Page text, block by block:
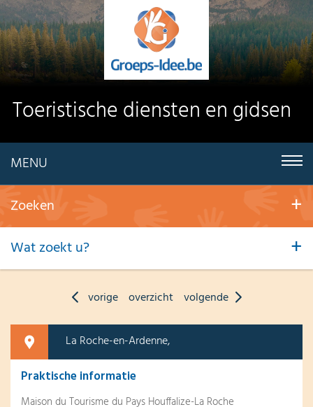
Toeristische diensten en gidsen
MENU
Zoeken
Wat zoekt u?
vorige overzicht volgende
La Roche-en-Ardenne,
Praktische informatie
Maison du Tourisme du Pays Houffalize-La Roche